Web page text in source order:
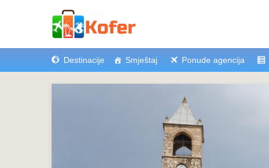
Destinacije Smještaj Ponude agencija